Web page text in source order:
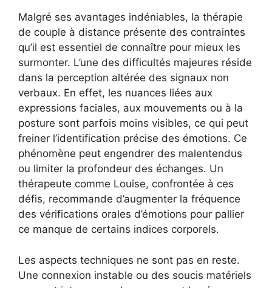
Malgré ses avantages indéniables, la thérapie
de couple à distance présente des contraintes
qu’il est essentiel de connaître pour mieux les
surmonter. L’une des difficultés majeures réside
dans la perception altérée des signaux non
verbaux. En effet, les nuances liées aux
expressions faciales, aux mouvements ou à la
posture sont parfois moins visibles, ce qui peut
freiner l’identification précise des émotions. Ce
phénomène peut engendrer des malentendus
ou limiter la profondeur des échanges. Un
thérapeute comme Louise, confrontée à ces
défis, recommande d’augmenter la fréquence
des vérifications orales d’émotions pour pallier
ce manque de certains indices corporels.
Les aspects techniques ne sont pas en reste.
Une connexion instable ou des soucis matériels